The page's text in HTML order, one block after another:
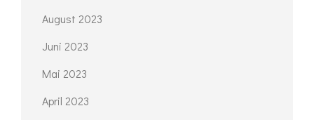
August 2023
Juni 2023
Mai 2023
April 2023